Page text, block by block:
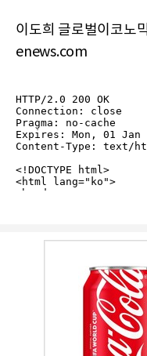
이도희 글로벌이코노
enews.com